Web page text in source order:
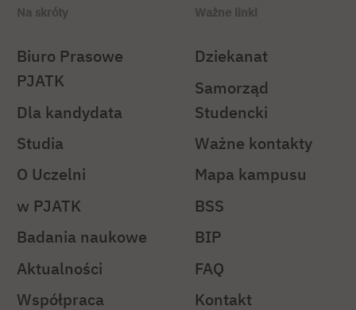
Na skróty
Biuro Prasowe
PJATK
Dla kandydata
Studia
O Uczelni
w PJATK
Badania naukowe
Aktualności
Współpraca
Ważne linki
Dziekanat
Samorząd
Studencki
Ważne kontakty
Mapa kampusu
BSS
BIP
FAQ
Kontakt